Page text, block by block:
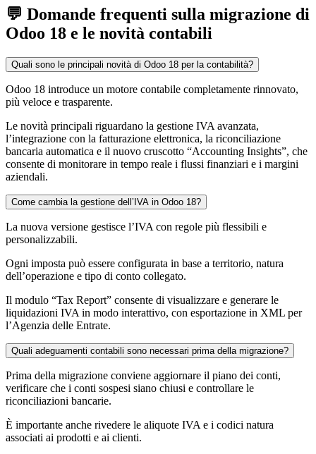
💬 Domande frequenti sulla migrazione di
Odoo 18 e le novità contabili
Quali sono le principali novità di Odoo 18 per la contabilità?
Odoo 18 introduce un motore contabile completamente rinnovato,
più veloce e trasparente.
Le novità principali riguardano la gestione IVA avanzata,
l’integrazione con la fatturazione elettronica, la riconciliazione
bancaria automatica e il nuovo cruscotto “Accounting Insights”, che
consente di monitorare in tempo reale i flussi finanziari e i margini
aziendali.
Come cambia la gestione dell’IVA in Odoo 18?
La nuova versione gestisce l’IVA con regole più flessibili e
personalizzabili.
Ogni imposta può essere configurata in base a territorio, natura
dell’operazione e tipo di conto collegato.
Il modulo “Tax Report” consente di visualizzare e generare le
liquidazioni IVA in modo interattivo, con esportazione in XML per
l’Agenzia delle Entrate.
Quali adeguamenti contabili sono necessari prima della migrazione?
Prima della migrazione conviene aggiornare il piano dei conti,
verificare che i conti sospesi siano chiusi e controllare le
riconciliazioni bancarie.
È importante anche rivedere le aliquote IVA e i codici natura
associati ai prodotti e ai clienti.